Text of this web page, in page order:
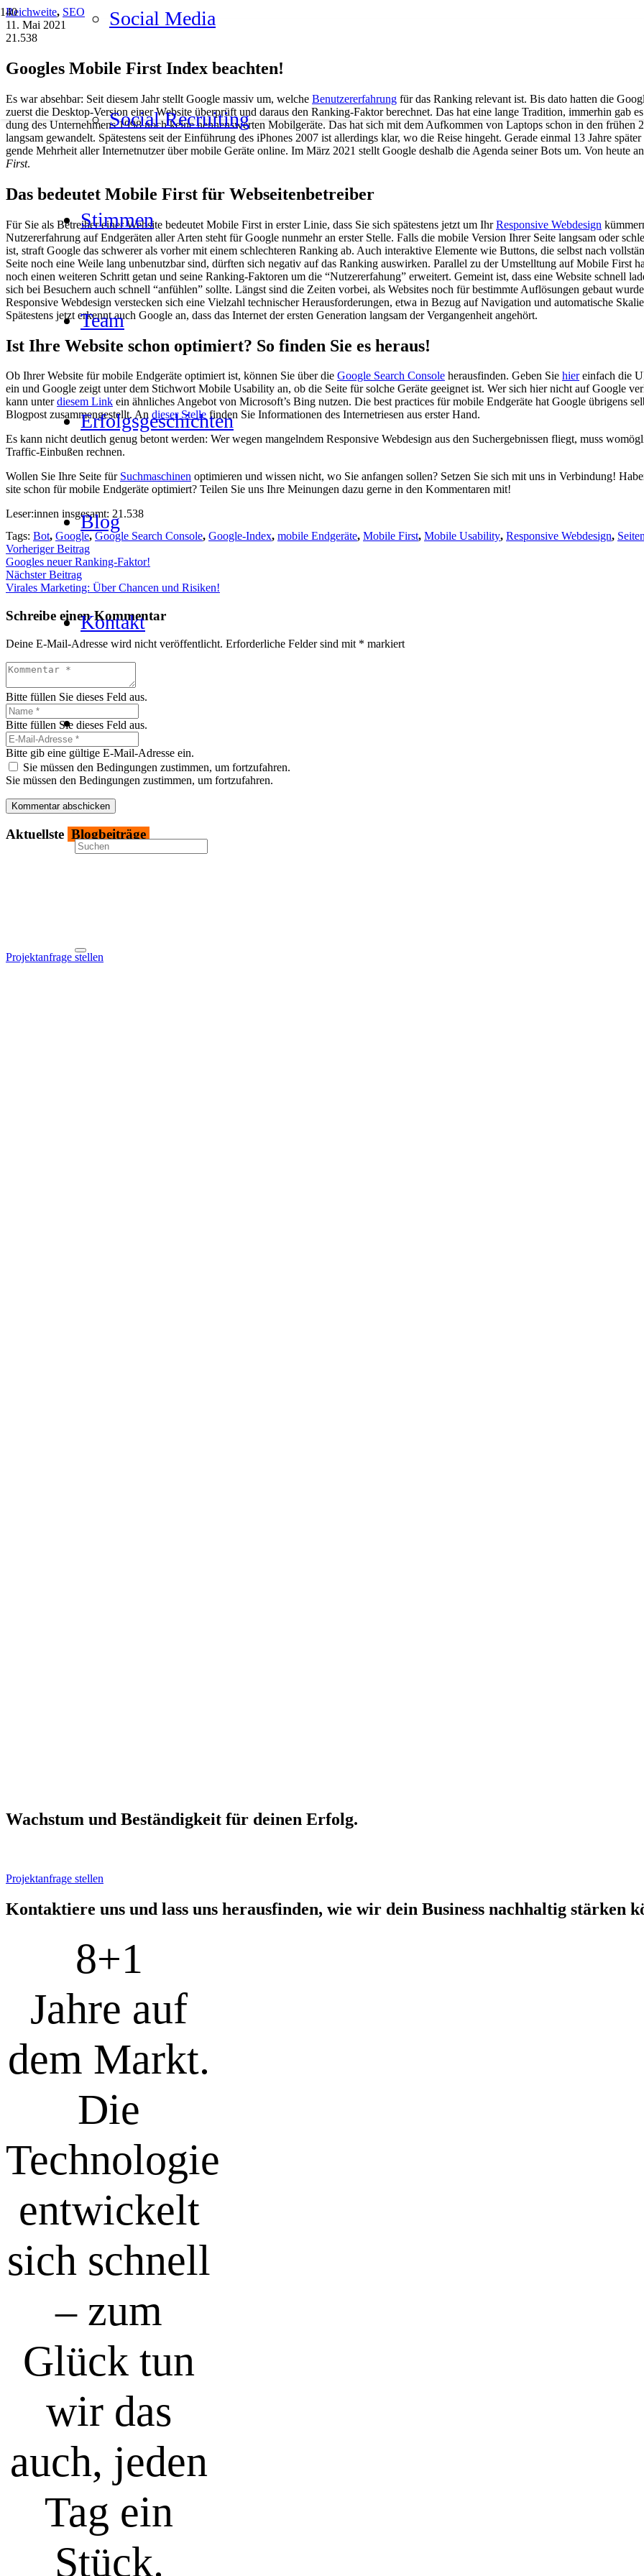
Social Media
Social Recrui­ting
Stim­men
Team
Erfolgs­ge­schich­ten
Blog
Kon­takt
Reichweite, SEO
11. Mai 2021
21.538
Goo­gles Mobi­le First Index beach­ten!
Es war abseh­bar: Seit die­sem Jahr stellt Goog­le mas­siv um, wel­che Benut­zer­er­fah­rung für das Ran­king rele­vant ist. Bis dato hat­ten die
zuerst die Desk­top-Ver­si­on einer Web­site über­prüft und dar­aus den Ran­king-Fak­tor berech­net. Das hat eine lan­ge Tra­di­ti­on, immer­hin gab
dung des Unter­neh­mens 1998 noch kei­ne nen­nens­wer­ten Mobil­ge­rä­te. Das hat sich mit dem Auf­kom­men von Lap­tops schon in den frü­hen
lang­sam gewan­delt. Spä­tes­tens seit der Ein­füh­rung des iPho­nes 2007 ist aller­dings klar, wo die Rei­se hin­geht. Gera­de ein­mal 13 Jah­re
gen­de Mehr­heit aller Inter­net­nut­zer über mobi­le Gerä­te online. Im März 2021 stellt Goog­le des­halb die Agen­da sei­ner Bots um. Von heu­te
First.
Das bedeu­tet Mobi­le First für Web­sei­ten­be­trei­ber
Für Sie als Betrei­ber einer Web­site bedeu­tet Mobi­le First in ers­ter Linie, dass Sie sich spä­tes­tens jetzt um IhrRespon­si­ve Web­de­sign
Nut­zer­er­fah­rung auf End­ge­rä­ten aller Arten steht für Goog­le nun­mehr an ers­ter Stel­le. Falls die mobi­le Ver­si­on Ihrer Sei­te lang­sam oder
ist, straft Goog­le das schwe­rer als vor­her mit einem schlech­te­ren Ran­king ab. Auch inter­ak­ti­ve Ele­men­te wie But­tons, die selbst nach
Sei­te noch eine Wei­le lang unbe­nutz­bar sind, dürf­ten sich nega­tiv auf das Ran­king aus­wir­ken. Par­al­lel zu der Umstell­tung auf Mobi­le First
noch einen wei­te­ren Schritt getan und sei­ne Ran­king-Fak­to­ren um die “Nut­zer­er­fa­hung” erwei­tert. Gemeint ist, dass eine Web­site schnell
sich bei Besu­chern auch schnell “anfüh­len” soll­te. Längst sind die Zei­ten vor­bei, als Web­sites noch für bestimm­te Auf­lö­sun­gen gebaut
Respon­si­ve Web­de­sign ver­ste­cken sich eine Viel­zahl tech­ni­scher Her­aus­for­de­run­gen, etwa in Bezug auf Navi­ga­ti­on und auto­ma­ti­sche
Spä­tes­tens jetzt erkennt auch Goog­le an, dass das Inter­net der ers­ten Gene­ra­ti­on lang­sam der Ver­gan­gen­heit ange­hört.
Ist Ihre Web­site schon opti­miert? So fin­den Sie es her­aus!
Ob Ihrer Web­site für mobi­le End­ge­rä­te opti­miert ist, kön­nen Sie über die Goog­le Search Con­so­le her­aus­fin­den. Geben Sie hierein­fach die
ein und Goog­le zeigt unter dem Stich­wort Mobi­le Usa­bi­li­ty an, ob die Sei­te für sol­che Gerä­te geeig­net ist. Wer sich hier nicht auf Goog­le
kann unterdie­sem Link ein ähn­li­ches Ange­bot von Microsoft’s Bing nut­zen. Die best prac­ti­ces für mobi­le End­ge­rä­te hat Goog­le übri­gens
Blog­post zusam­men­ge­stellt. An die­ser Stel­le fin­den Sie Infor­ma­tio­nen des Inter­net­rie­sen aus ers­ter Hand.
Es kann nicht deut­lich genug betont wer­den: Wer wegen man­geln­dem Respon­si­ve Web­de­sign aus den Such­ergeb­nis­sen fliegt, muss
Traf­fic-Ein­bu­ßen rech­nen.
Wol­len Sie Ihre Sei­te für Such­ma­schi­nen opti­mie­ren und wis­sen nicht, wo Sie anfan­gen sol­len? Set­zen Sie sich mit uns in Ver­bin­dung!
site schon für mobi­le End­ge­rä­te opti­miert? Tei­len Sie uns Ihre Mei­nun­gen dazu ger­ne in den Kom­men­ta­ren mit!
Leser:innen ins­ge­samt: 21.538
Tags: Bot, Google, Google Search Console, Google-Index, mobile Endgeräte, Mobile First, Mobile Usability, Responsive Webdesign,
Vorheriger Beitrag
Goo­gles neu­er Ran­king-Fak­tor!
Nächster Beitrag
Vira­les Mar­ke­ting: Über Chan­cen und Risi­ken!
Schreibe einen Kommentar
Deine E-Mail-Adresse wird nicht veröffentlicht. Erforderliche Felder sind mit * markiert
Bitte füllen Sie dieses Feld aus.
Bitte füllen Sie dieses Feld aus.
Bitte gib eine gültige E-Mail-Adresse ein.
Sie müssen den Bedingungen zustimmen, um fortzufahren.
Sie müssen den Bedingungen zustimmen, um fortzufahren.
Kommentar abschicken
Aktu­ells­te Blog­bei­trä­ge
Projektanfrage stellen
Wachs­tum und Bestän­dig­keit für dei­nen Erfolg.
Projektanfrage stellen
Kon­tak­tie­re uns und lass uns her­aus­fin­den, wie wir dein Busi­ness nach­hal­tig stär­ken
8+1
Jahre auf
dem Markt.
Die
Technologie
entwickelt
sich schnell
– zum
Glück tun
wir das
auch, jeden
Tag ein
Stück.